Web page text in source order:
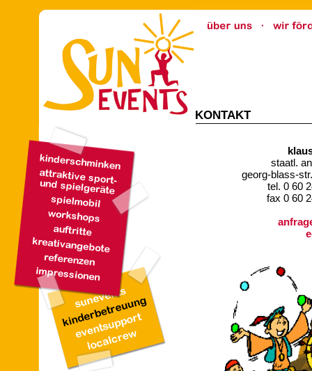
KONTAKT
staatl.
georg-blass-
tel. 0 60
fax 0 60